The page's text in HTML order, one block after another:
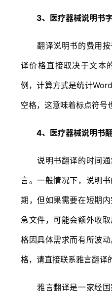
3、医疗器械说明书字
翻译说明书的费用按
译价格直接取决于文本
例，计算方式是统计
空格，这意味着标点符号
4、医疗器械说明书
说明书翻译的时间通
言。一般情况下，说明
期，但如果需要在短期
急文件，可能会额外收
格因具体需求而有所波
格，请直接联系雅言翻译
雅言翻译是一家经国